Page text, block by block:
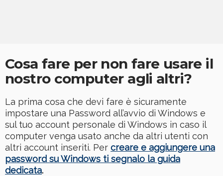
Cosa fare per non fare usare il
nostro computer agli altri?
La prima cosa che devi fare è sicuramente
impostare una Password all’avvio di Windows e
sul tuo account personale di Windows in caso il
computer venga usato anche da altri utenti con
altri account inseriti. Per creare e aggiungere una
password su Windows ti segnalo la guida
dedicata.